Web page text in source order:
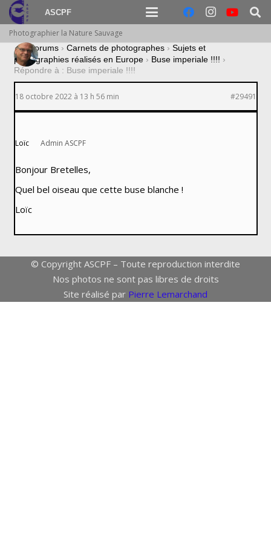
ASCPF
Photographier la Nature Sauvage
› Forums › Carnets de photographes › Sujets et
photographies réalisés en Europe › Buse imperiale !!!! ›
Répondre à : Buse imperiale !!!!
18 octobre 2022 à 13 h 56 min #29491
Loïc Admin ASCPF
Bonjour Bretelles,
Quel bel oiseau que cette buse blanche !
Loïc
© Copyright ASCPF – Toute reproduction interdite
Nos photos ne sont pas libres de droits
Site réalisé par Pierre Lemarchand